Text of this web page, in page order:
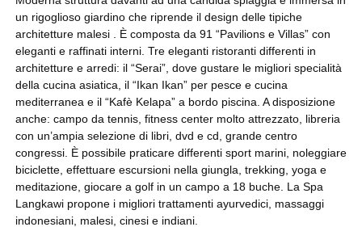
un rigoglioso giardino che riprende il design delle tipiche
architetture malesi . È composta da 91 “Pavilions e Villas” con
eleganti e raffinati interni. Tre eleganti ristoranti differenti in
architetture e arredi: il “Serai”, dove gustare le migliori specialità
della cucina asiatica, il “Ikan Ikan” per pesce e cucina
mediterranea e il “Kafè Kelapa” a bordo piscina. A disposizione
anche: campo da tennis, fitness center molto attrezzato, libreria
con un’ampia selezione di libri, dvd e cd, grande centro
congressi. È possibile praticare differenti sport marini, noleggiare
biciclette, effettuare escursioni nella giungla, trekking, yoga e
meditazione, giocare a golf in un campo a 18 buche. La Spa
Langkawi propone i migliori trattamenti ayurvedici, massaggi
indonesiani, malesi, cinesi e indiani.